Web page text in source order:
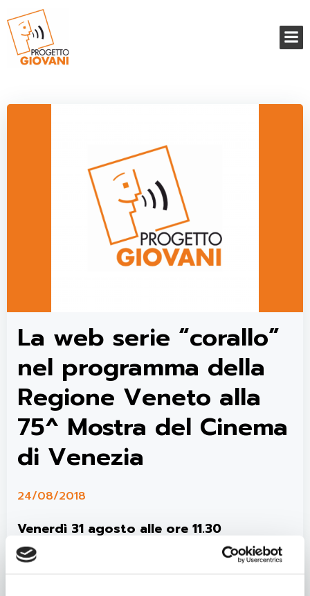
La web serie “corallo”
nel programma della
Regione Veneto alla
75^ Mostra del Cinema
di Venezia
24/08/2018
Venerdì 31 agosto alle ore 11.30
l’Assessorato alle Politiche Giovanili e i
giovani dell’Associazione di Promozione